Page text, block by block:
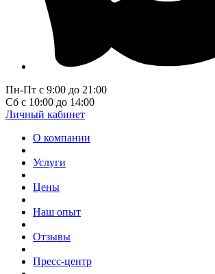
Пн-Пт с 9:00 до 21:00
Сб с 10:00 до 14:00
Личный кабинет
О компании
Услуги
Цены
Наш опыт
Отзывы
Пресс-центр